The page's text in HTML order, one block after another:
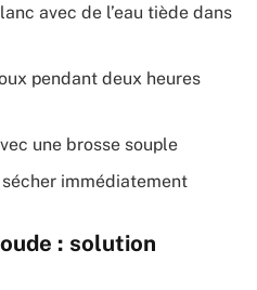
avec de l’eau tiède dans
pendant deux heures
une brosse souple
sécher immédiatement
: solution